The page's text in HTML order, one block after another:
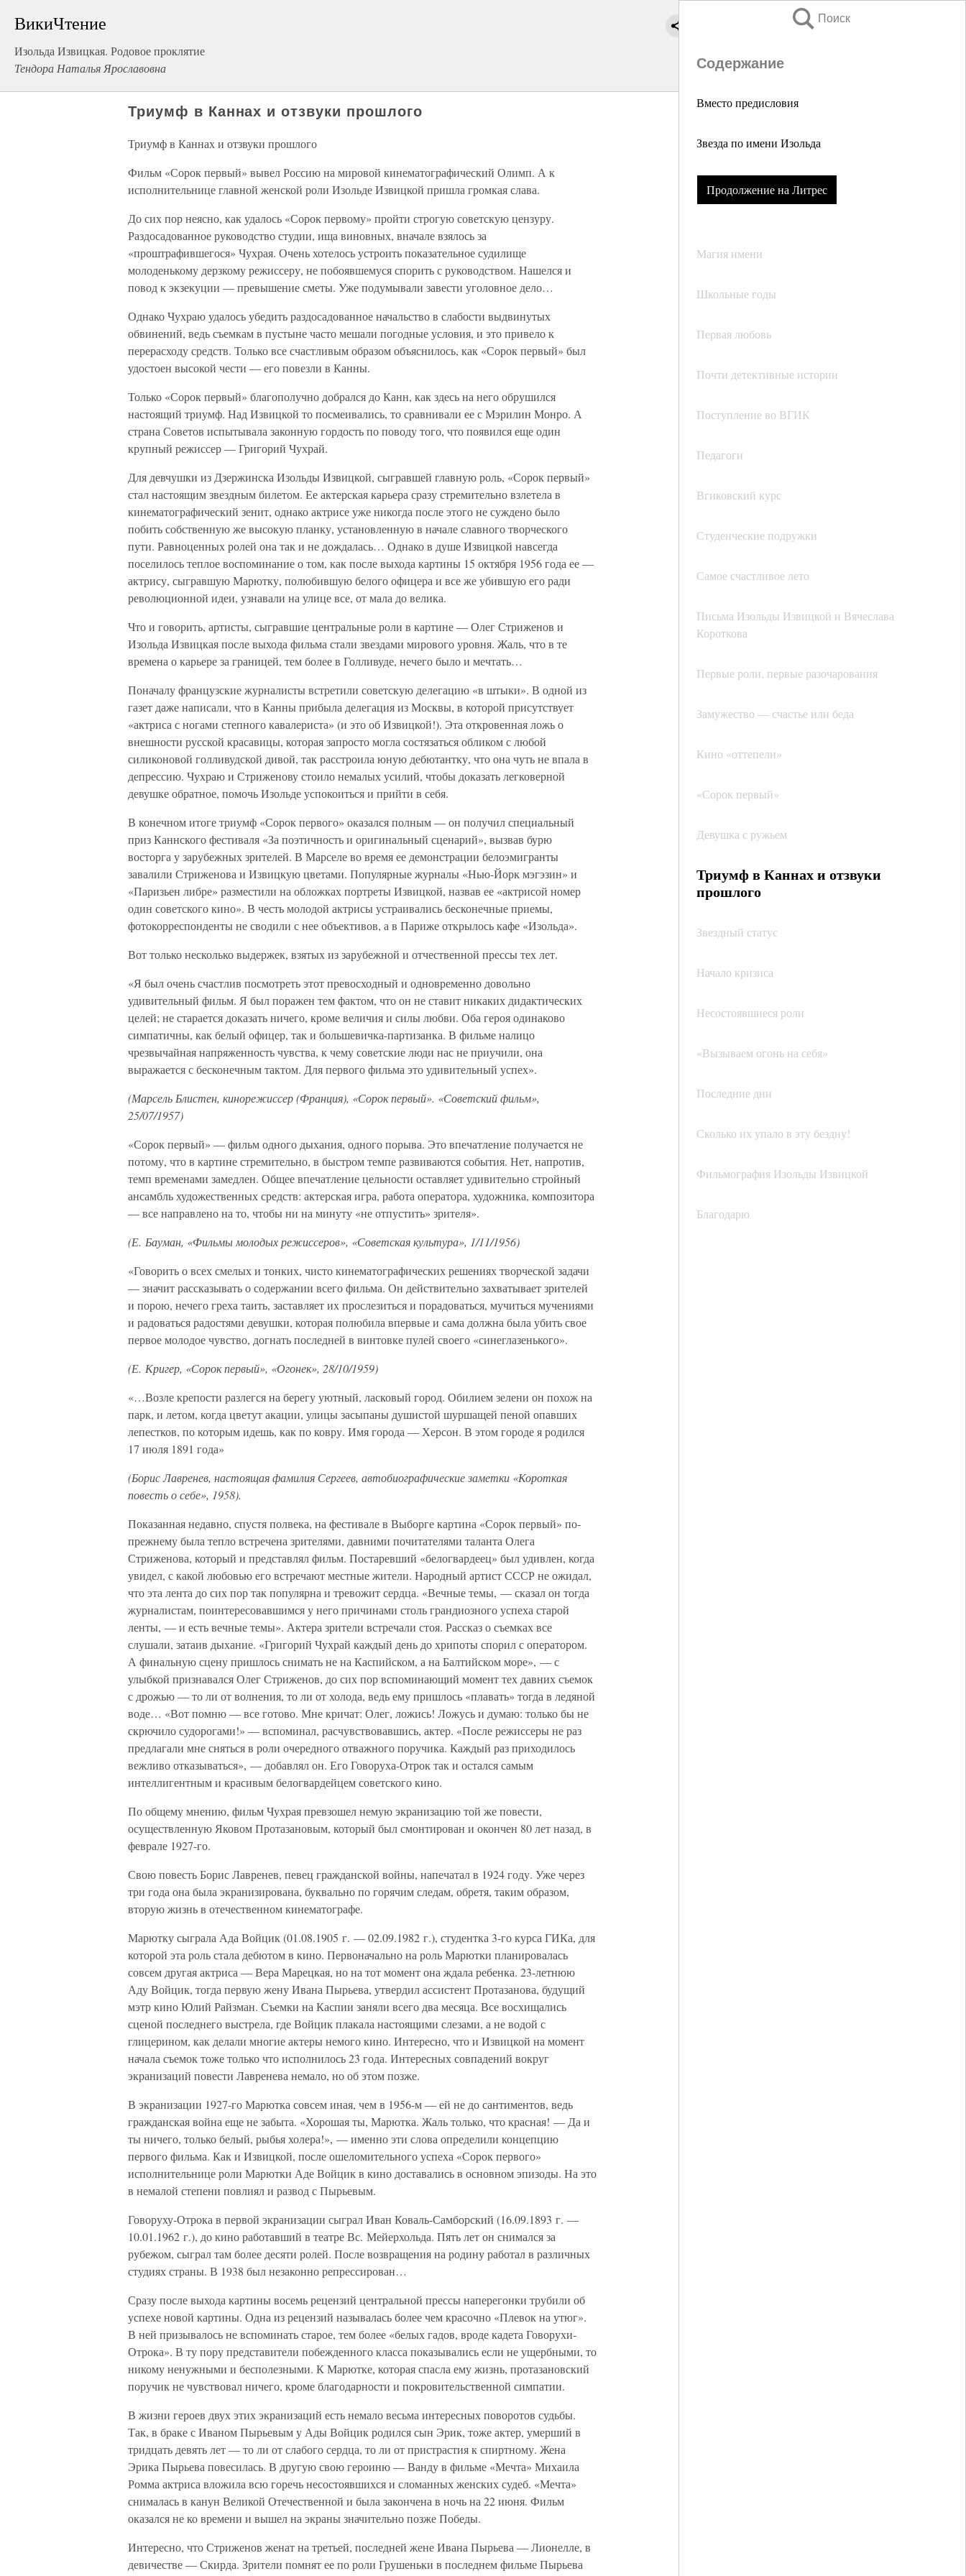
ВикиЧтение
Изольда Извицкая. Родовое проклятие
Тендора Наталья Ярославовна
Поиск
Содержание
Вместо предисловия
Звезда по имени Изольда
Продолжение на Литрес
Магия имени
Школьные годы
Первая любовь
Почти детективные истории
Поступление во ВГИК
Педагоги
Вгиковский курс
Студенческие подружки
Самое счастливое лето
Письма Изольды Извицкой и Вячеслава
Короткова
Первые роли, первые разочарования
Замужество — счастье или беда
Кино «оттепели»
«Сорок первый»
Девушка с ружьем
Триумф в Каннах и отзвуки
прошлого
Звездный статус
Начало кризиса
Несостоявшиеся роли
«Вызываем огонь на себя»
Последние дни
Сколько их упало в эту бездну!
Фильмография Изольды Извицкой
Благодарю
Триумф в Каннах и отзвуки прошлого
Триумф в Каннах и отзвуки прошлого
Фильм «Сорок первый» вывел Россию на мировой кинематографический Олимп. А к
исполнительнице главной женской роли Изольде Извицкой пришла громкая слава.
До сих пор неясно, как удалось «Сорок первому» пройти строгую советскую цензуру.
Раздосадованное руководство студии, ища виновных, вначале взялось за
«проштрафившегося» Чухрая. Очень хотелось устроить показательное судилище
молоденькому дерзкому режиссеру, не побоявшемуся спорить с руководством. Нашелся и
повод к экзекуции — превышение сметы. Уже подумывали завести уголовное дело…
Однако Чухраю удалось убедить раздосадованное начальство в слабости выдвинутых
обвинений, ведь съемкам в пустыне часто мешали погодные условия, и это привело к
перерасходу средств. Только все счастливым образом объяснилось, как «Сорок первый» был
удостоен высокой чести — его повезли в Канны.
Только «Сорок первый» благополучно добрался до Канн, как здесь на него обрушился
настоящий триумф. Над Извицкой то посмеивались, то сравнивали ее с Мэрилин Монро. А
страна Советов испытывала законную гордость по поводу того, что появился еще один
крупный режиссер — Григорий Чухрай.
Для девчушки из Дзержинска Изольды Извицкой, сыгравшей главную роль, «Сорок первый»
стал настоящим звездным билетом. Ее актерская карьера сразу стремительно взлетела в
кинематографический зенит, однако актрисе уже никогда после этого не суждено было
побить собственную же высокую планку, установленную в начале славного творческого
пути. Равноценных ролей она так и не дождалась… Однако в душе Извицкой навсегда
поселилось теплое воспоминание о том, как после выхода картины 15 октября 1956 года ее —
актрису, сыгравшую Марютку, полюбившую белого офицера и все же убившую его ради
революционной идеи, узнавали на улице все, от мала до велика.
Что и говорить, артисты, сыгравшие центральные роли в картине — Олег Стриженов и
Изольда Извицкая после выхода фильма стали звездами мирового уровня. Жаль, что в те
времена о карьере за границей, тем более в Голливуде, нечего было и мечтать…
Поначалу французские журналисты встретили советскую делегацию «в штыки». В одной из
газет даже написали, что в Канны прибыла делегация из Москвы, в которой присутствует
«актриса с ногами степного кавалериста» (и это об Извицкой!). Эта откровенная ложь о
внешности русской красавицы, которая запросто могла состязаться обликом с любой
силиконовой голливудской дивой, так расстроила юную дебютантку, что она чуть не впала в
депрессию. Чухраю и Стриженову стоило немалых усилий, чтобы доказать легковерной
девушке обратное, помочь Изольде успокоиться и прийти в себя.
В конечном итоге триумф «Сорок первого» оказался полным — он получил специальный
приз Каннского фестиваля «За поэтичность и оригинальный сценарий», вызвав бурю
восторга у зарубежных зрителей. В Марселе во время ее демонстрации белоэмигранты
завалили Стриженова и Извицкую цветами. Популярные журналы «Нью-Йорк мэгэзин» и
«Паризьен либре» разместили на обложках портреты Извицкой, назвав ее «актрисой номер
один советского кино». В честь молодой актрисы устраивались бесконечные приемы,
фотокорреспонденты не сводили с нее объективов, а в Париже открылось кафе «Изольда».
Вот только несколько выдержек, взятых из зарубежной и отчественной прессы тех лет.
«Я был очень счастлив посмотреть этот превосходный и одновременно довольно
удивительный фильм. Я был поражен тем фактом, что он не ставит никаких дидактических
целей; не старается доказать ничего, кроме величия и силы любви. Оба героя одинаково
симпатичны, как белый офицер, так и большевичка-партизанка. В фильме налицо
чрезвычайная напряженность чувства, к чему советские люди нас не приучили, она
выражается с бесконечным тактом. Для первого фильма это удивительный успех».
(Марсель Блистен, кинорежиссер (Франция), «Сорок первый». «Советский фильм»,
25/07/1957)
«Сорок первый» — фильм одного дыхания, одного порыва. Это впечатление получается не
потому, что в картине стремительно, в быстром темпе развиваются события. Нет, напротив,
темп временами замедлен. Общее впечатление цельности оставляет удивительно стройный
ансамбль художественных средств: актерская игра, работа оператора, художника, композитора
— все направлено на то, чтобы ни на минуту «не отпустить» зрителя».
(Е. Бауман, «Фильмы молодых режиссеров», «Советская культура», 1/11/1956)
«Говорить о всех смелых и тонких, чисто кинематографических решениях творческой задачи
— значит рассказывать о содержании всего фильма. Он действительно захватывает зрителей
и порою, нечего греха таить, заставляет их прослезиться и порадоваться, мучиться мучениями
и радоваться радостями девушки, которая полюбила впервые и сама должна была убить свое
первое молодое чувство, догнать последней в винтовке пулей своего «синеглазенького».
(Е. Кригер, «Сорок первый», «Огонек», 28/10/1959)
«…Возле крепости разлегся на берегу уютный, ласковый город. Обилием зелени он похож на
парк, и летом, когда цветут акации, улицы засыпаны душистой шуршащей пеной опавших
лепестков, по которым идешь, как по ковру. Имя города — Херсон. В этом городе я родился
17 июля 1891 года»
(Борис Лавренев, настоящая фамилия Сергеев, автобиографические заметки «Короткая
повесть о себе», 1958).
Показанная недавно, спустя полвека, на фестивале в Выборге картина «Сорок первый» по-
прежнему была тепло встречена зрителями, давними почитателями таланта Олега
Стриженова, который и представлял фильм. Постаревший «белогвардеец» был удивлен, когда
увидел, с какой любовью его встречают местные жители. Народный артист СССР не ожидал,
что эта лента до сих пор так популярна и тревожит сердца. «Вечные темы, — сказал он тогда
журналистам, поинтересовавшимся у него причинами столь грандиозного успеха старой
ленты, — и есть вечные темы». Актера зрители встречали стоя. Рассказ о съемках все
слушали, затаив дыхание. «Григорий Чухрай каждый день до хрипоты спорил с оператором.
А финальную сцену пришлось снимать не на Каспийском, а на Балтийском море», — с
улыбкой признавался Олег Стриженов, до сих пор вспоминающий момент тех давних съемок
с дрожью — то ли от волнения, то ли от холода, ведь ему пришлось «плавать» тогда в ледяной
воде… «Вот помню — все готово. Мне кричат: Олег, ложись! Ложусь и думаю: только бы не
скрючило судорогами!» — вспоминал, расчувствовавшись, актер. «После режиссеры не раз
предлагали мне сняться в роли очередного отважного поручика. Каждый раз приходилось
вежливо отказываться», — добавлял он. Его Говоруха-Отрок так и остался самым
интеллигентным и красивым белогвардейцем советского кино.
По общему мнению, фильм Чухрая превзошел немую экранизацию той же повести,
осуществленную Яковом Протазановым, который был смонтирован и окончен 80 лет назад, в
феврале 1927-го.
Свою повесть Борис Лавренев, певец гражданской войны, напечатал в 1924 году. Уже через
три года она была экранизирована, буквально по горячим следам, обретя, таким образом,
вторую жизнь в отечественном кинематографе.
Марютку сыграла Ада Войцик (01.08.1905 г. — 02.09.1982 г.), студентка 3-го курса ГИКа, для
которой эта роль стала дебютом в кино. Первоначально на роль Марютки планировалась
совсем другая актриса — Вера Марецкая, но на тот момент она ждала ребенка. 23-летнюю
Аду Войцик, тогда первую жену Ивана Пырьева, утвердил ассистент Протазанова, будущий
мэтр кино Юлий Райзман. Съемки на Каспии заняли всего два месяца. Все восхищались
сценой последнего выстрела, где Войцик плакала настоящими слезами, а не водой с
глицерином, как делали многие актеры немого кино. Интересно, что и Извицкой на момент
начала съемок тоже только что исполнилось 23 года. Интересных совпадений вокруг
экранизаций повести Лавренева немало, но об этом позже.
В экранизации 1927-го Марютка совсем иная, чем в 1956-м — ей не до сантиментов, ведь
гражданская война еще не забыта. «Хорошая ты, Марютка. Жаль только, что красная! — Да и
ты ничего, только белый, рыбья холера!», — именно эти слова определили концепцию
первого фильма. Как и Извицкой, после ошеломительного успеха «Сорок первого»
исполнительнице роли Марютки Аде Войцик в кино доставались в основном эпизоды. На это
в немалой степени повлиял и развод с Пырьевым.
Говоруху-Отрока в первой экранизации сыграл Иван Коваль-Самборский (16.09.1893 г. —
10.01.1962 г.), до кино работавший в театре Вс. Мейерхольда. Пять лет он снимался за
рубежом, сыграл там более десяти ролей. После возвращения на родину работал в различных
студиях страны. В 1938 был незаконно репрессирован…
Сразу после выхода картины восемь рецензий центральной прессы наперегонки трубили об
успехе новой картины. Одна из рецензий называлась более чем красочно «Плевок на утюг».
В ней призывалось не вспоминать старое, тем более «белых гадов, вроде кадета Говорухи-
Отрока». В ту пору представители побежденного класса показывались если не ущербными, то
никому ненужными и бесполезными. К Марютке, которая спасла ему жизнь, протазановский
поручик не чувствовал ничего, кроме благодарности и покровительственной симпатии.
В жизни героев двух этих экранизаций есть немало весьма интересных поворотов судьбы.
Так, в браке с Иваном Пырьевым у Ады Войцик родился сын Эрик, тоже актер, умерший в
тридцать девять лет — то ли от слабого сердца, то ли от пристрастия к спиртному. Жена
Эрика Пырьева повесилась. В другую свою героиню — Ванду в фильме «Мечта» Михаила
Ромма актриса вложила всю горечь несостоявшихся и сломанных женских судеб. «Мечта»
снималась в канун Великой Отечественной и была закончена в ночь на 22 июня. Фильм
оказался не ко времени и вышел на экраны значительно позже Победы.
Интересно, что Стриженов женат на третьей, последней жене Ивана Пырьева — Лионелле, в
девичестве — Скирда. Зрители помнят ее по роли Грушеньки в последнем фильме Пырьева